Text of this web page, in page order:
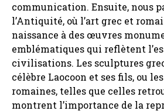
communication. Ensuite, nous
l’Antiquité, où l’art grec et
naissance à des œuvres
emblématiques qui reflètent
civilisations. Les sculptures
célèbre Laocoon et ses fils, ou
romaines, telles que celles
montrent l’importance de la